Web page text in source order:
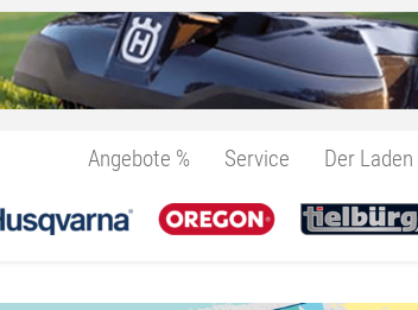
Angebote % Service Der Laden